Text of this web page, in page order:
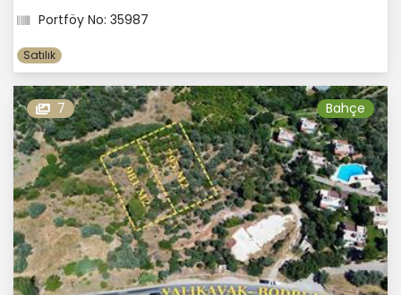
Portföy No: 35987
Satılık
7 Bahçe